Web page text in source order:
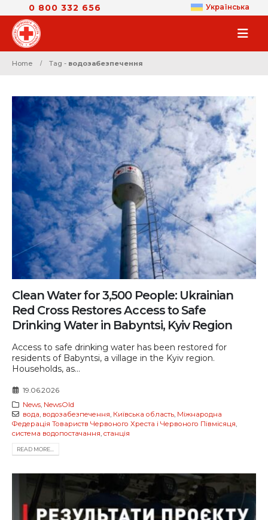
0 800 332 656 Українська
Home Tag - водозабезпечення
Clean Water for 3,500 People: Ukrainian
Red Cross Restores Access to Safe
Drinking Water in Babyntsi, Kyiv Region
Access to safe drinking water has been restored for
residents of Babyntsi, a village in the Kyiv region.
Households, as...
19.06.2026
News, NewsOld
вода водозабезпечення Київська область, Міжнародна
Федерація Товариств Червоного Хреста і Червоного Півмісяця
система водопостачання станція
READ MORE...